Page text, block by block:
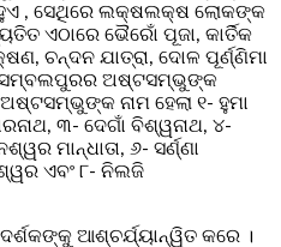
ହୁଏ , ସେଥିରେ ଲକ୍ଷଲକ୍ଷ ଲୋକଙ୍କ
ଏଠାରେ ଭୈରୋଁ ପୂଜା, କାର୍ତିକ
ଚନ୍ଦନ ଯାତ୍ରା, ଦୋଳ ପୂର୍ଣ୍ଣିମା
ସମ୍ବଲପୁରର ଅଷ୍ଟସମ୍ଭୁଙ୍କ
ନାମ ହେଲା ୧- ହୁମା
୩- ଦେଗାଁ ବିଶ୍ୱନାଥ, ୪-
ମାନ୍ଧାତା, ୬- ସର୍ଣ୍ଣା
ଏବଂ ୮- ନିଲଜି
ଆଶ୍ଚର୍ଯ୍ୟାନ୍ୱିତ କରେ ।